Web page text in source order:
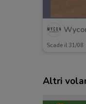
Scade il 31/08
Altri